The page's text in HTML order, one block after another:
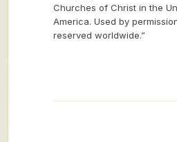
Churches of Christ in the
America. Used by
reserved worldwide.”